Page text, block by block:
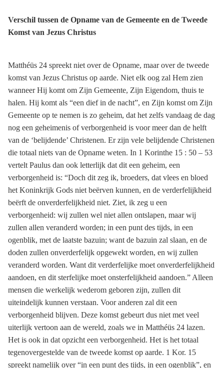
Verschil tussen de Opname van de Gemeente en de Tweede
Komst van Jezus Christus
Matthéüs 24 spreekt niet over de Opname, maar over de tweede
komst van Jezus Christus op aarde. Niet elk oog zal Hem zien
wanneer Hij komt om Zijn Gemeente, Zijn Eigendom, thuis te
halen. Hij komt als “een dief in de nacht”, en Zijn komst om Zijn
Gemeente op te nemen is zo geheim, dat het zelfs vandaag de dag
nog een geheimenis of verborgenheid is voor meer dan de helft
van de ‘belijdende’ Christenen. Er zijn vele belijdende Christenen
die totaal niets van de Opname weten. In 1 Korinthe 15 : 50 – 53
vertelt Paulus dan ook letterlijk dat dit een geheim, een
verborgenheid is: “Doch dit zeg ik, broeders, dat vlees en bloed
het Koninkrijk Gods niet beërven kunnen, en de verderfelijkheid
beërft de onverderfelijkheid niet. Ziet, ik zeg u een
verborgenheid: wij zullen wel niet allen ontslapen, maar wij
zullen allen veranderd worden; in een punt des tijds, in een
ogenblik, met de laatste bazuin; want de bazuin zal slaan, en de
doden zullen onverderfelijk opgewekt worden, en wij zullen
veranderd worden. Want dit verderfelijke moet onverderfelijkheid
aandoen, en dit sterfelijke moet onsterfelijkheid aandoen.” Alleen
mensen die werkelijk wederom geboren zijn, zullen dit
uiteindelijk kunnen verstaan. Voor anderen zal dit een
verborgenheid blijven. Deze komst gebeurt dus niet met veel
uiterlijk vertoon aan de wereld, zoals we in Matthéüs 24 lazen.
Het is ook in dat opzicht een verborgenheid. Het is het totaal
tegenovergestelde van de tweede komst op aarde. 1 Kor. 15
spreekt namelijk over “in een punt des tijds, in een ogenblik”, en